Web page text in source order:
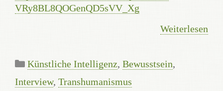
VRy8BL8QOGenQD5sVV_Xg
Weiterlesen
Kategorien
Künstliche Intelligenz, Bewusstsein,
Interview, Transhumanismus